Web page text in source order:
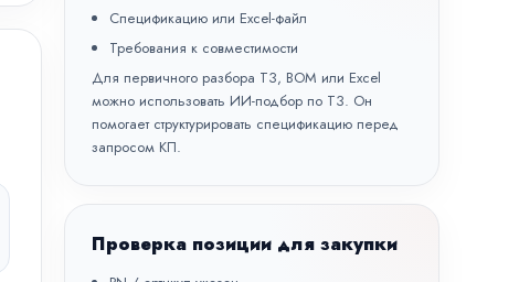
Спецификацию или Excel-файл
Требования к совместимости
Для первичного разбора ТЗ, BOM или Excel
можно использовать ИИ-подбор по ТЗ. Он
помогает структурировать спецификацию перед
запросом КП.
Проверка позиции для закупки